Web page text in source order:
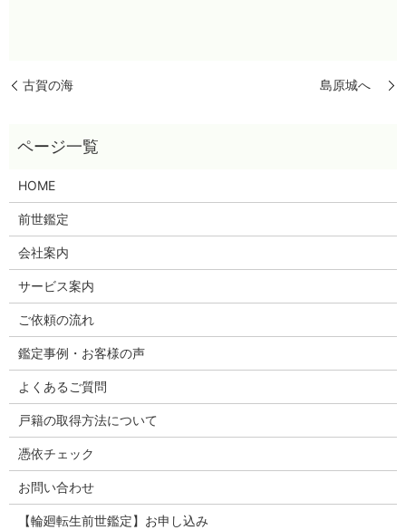
古賀の海 島原城へ
HOME
前世鑑定
会社案内
サービス案内
ご依頼の流れ
鑑定事例・お客様の声
よくあるご質問
戸籍の取得方法について
憑依チェック
お問い合わせ
【輪廻転生前世鑑定】お申し込み